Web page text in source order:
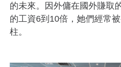
的未來。因外傭在國外賺取
的工資6到10倍，她們經常
柱。